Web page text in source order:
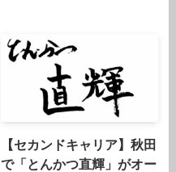
【セカンドキャリア】秋田
で「とんかつ直輝」がオー